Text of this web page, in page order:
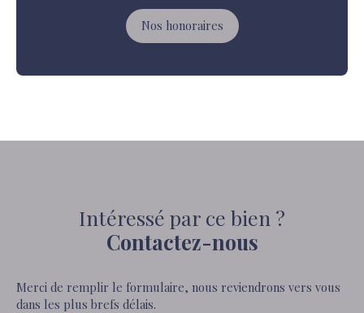
Nos honoraires
Intéressé par ce bien ?
Contactez-nous
Merci de remplir le formulaire, nous reviendrons vers vous
dans les plus brefs délais.